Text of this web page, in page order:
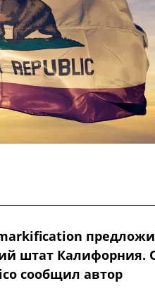
штат Калифорния.
сообщил автор